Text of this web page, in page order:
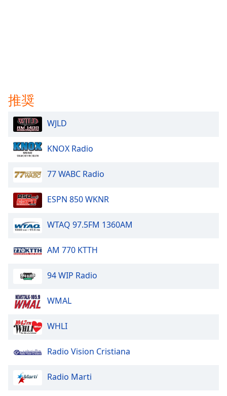
推奨
WJLD
KNOX Radio
77 WABC Radio
ESPN 850 WKNR
WTAQ 97.5FM 1360AM
AM 770 KTTH
94 WIP Radio
WMAL
WHLI
Radio Vision Cristiana
Radio Marti